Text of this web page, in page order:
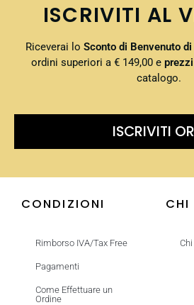
ISCRIVITI AL
Riceverai lo Sconto di Benvenuto
ordini superiori a € 149,00 e
catalogo.
ISCRIVITI
CONDIZIONI
Rimborso IVA/Tax Free
Pagamenti
Come Effettuare un
Ordine
CHI